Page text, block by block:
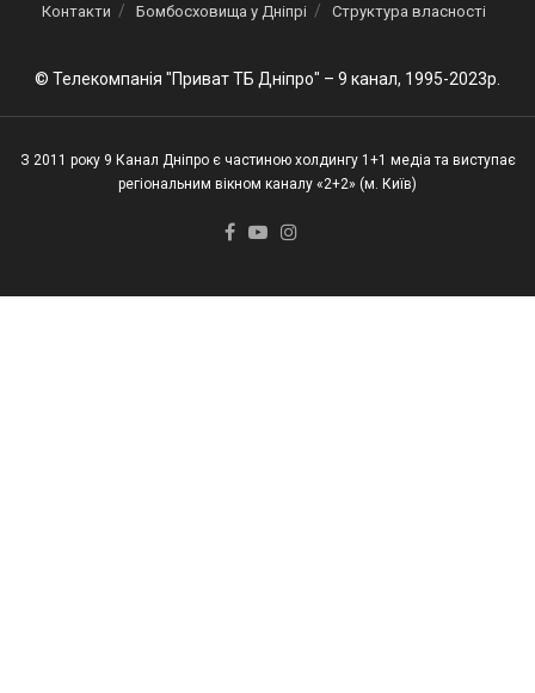
Контакти
Бомбосховища у Дніпрі Структура власності
© Телекомпанія "Приват ТБ Дніпро" – 9 канал, 1995-2023р.
З 2011 року 9 Канал Дніпро є частиною холдингу 1+1 медіа та виступає
регіональним вікном каналу «2+2» (м. Київ)